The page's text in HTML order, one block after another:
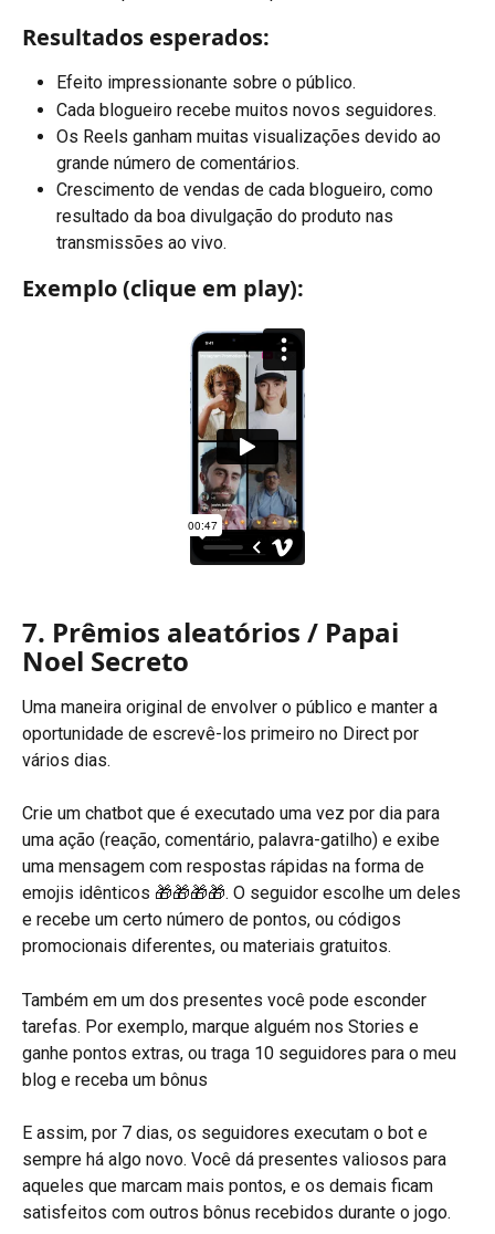
Resultados esperados:
Efeito impressionante sobre o público.
Cada blogueiro recebe muitos novos seguidores.
Os Reels ganham muitas visualizações devido ao
grande número de comentários.
Crescimento de vendas de cada blogueiro, como
resultado da boa divulgação do produto nas
transmissões ao vivo.
Exemplo (clique em play):
7. Prêmios aleatórios / Papai
Noel Secreto
Uma maneira original de envolver o público e manter a
oportunidade de escrevê-los primeiro no Direct por
vários dias.
Crie um chatbot que é executado uma vez por dia para
uma ação (reação, comentário, palavra-gatilho) e exibe
uma mensagem com respostas rápidas na forma de
emojis idênticos 🎁🎁🎁🎁. O seguidor escolhe um deles
e recebe um certo número de pontos, ou códigos
promocionais diferentes, ou materiais gratuitos.
Também em um dos presentes você pode esconder
tarefas. Por exemplo, marque alguém nos Stories e
ganhe pontos extras, ou traga 10 seguidores para o meu
blog e receba um bônus
E assim, por 7 dias, os seguidores executam o bot e
sempre há algo novo. Você dá presentes valiosos para
aqueles que marcam mais pontos, e os demais ficam
satisfeitos com outros bônus recebidos durante o jogo.